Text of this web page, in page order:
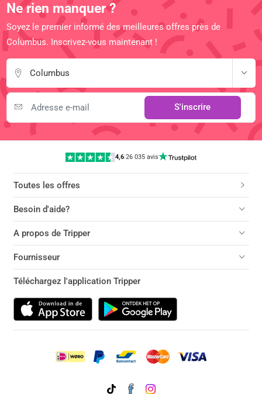
Ne rien manquer ?
Soyez le premier informé des meilleures offres près de
Columbus. Inscrivez-vous maintenant !
Columbus
S'inscrire
4,6 |26 035 avis
Toutes les offres
Besoin d'aide?
A propos de Tripper
Fournisseur
Téléchargez l'application Tripper